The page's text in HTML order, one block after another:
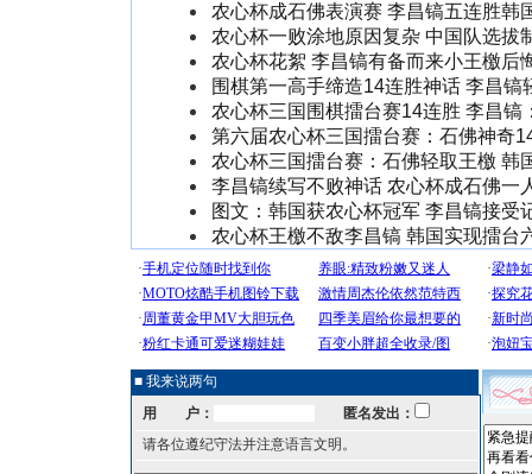
农心杯成石佛表演赛 李昌镐五连胜韩
农心杯一败涂地原因复杂 中国队选拔
农心杯花絮 李昌镐有备而来小王檄后
围棋第一高手缔造14连胜神话 李昌镐
农心杯三国围棋擂台赛14连胜 李昌镐
第六届农心杯三国擂台赛：石佛神奇
农心杯三国擂台赛：石佛轻取王檄 韩
李昌镐续写不败神话 农心杯成石佛一
图文：韩国获农心杯冠军 李昌镐接受
农心杯王檄不敌李昌镐 韩国实现擂台
■ 我来说两句
用 户：
匿名发出：
请各位遵纪守法并注意语言文明。